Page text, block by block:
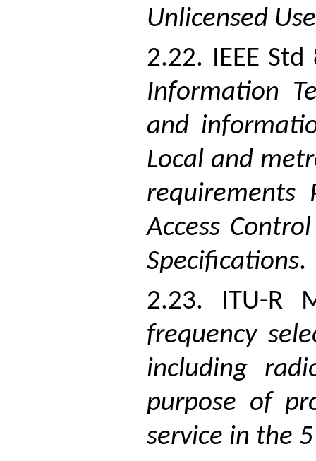
Unlicensed
2.22. IEEE
Information
and
Local and
requirements
Access
Specifications.
2.23. ITU-R
frequency
including
purpose of
service in the